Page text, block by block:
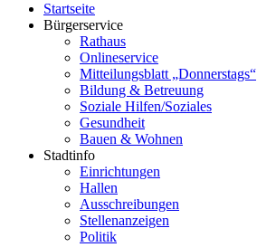
Startseite
Bürgerservice
Rathaus
Onlineservice
Mitteilungsblatt „Donnerstags“
Bildung & Betreuung
Soziale Hilfen/Soziales
Gesundheit
Bauen & Wohnen
Stadtinfo
Einrichtungen
Hallen
Ausschreibungen
Stellenanzeigen
Politik